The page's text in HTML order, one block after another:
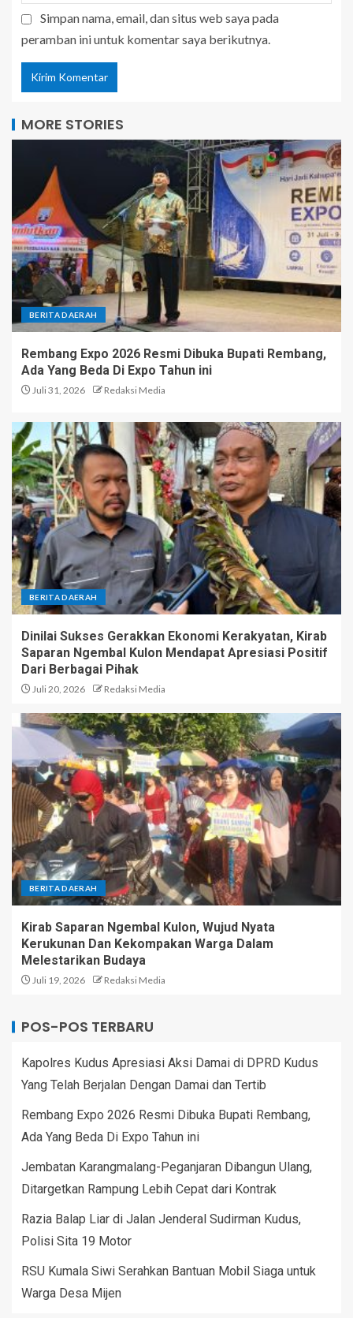
Simpan nama, email, dan situs web saya pada
peramban ini untuk komentar saya berikutnya.
MORE STORIES
BERITA DAERAH
Rembang Expo 2026 Resmi Dibuka Bupati Rembang,
Ada Yang Beda Di Expo Tahun ini
Juli 31, 2026 Redaksi Media
BERITA DAERAH
Dinilai Sukses Gerakkan Ekonomi Kerakyatan, Kirab
Saparan Ngembal Kulon Mendapat Apresiasi Positif
Dari Berbagai Pihak
Juli 20, 2026 Redaksi Media
BERITA DAERAH
Kirab Saparan Ngembal Kulon, Wujud Nyata
Kerukunan Dan Kekompakan Warga Dalam
Melestarikan Budaya
Juli 19, 2026 Redaksi Media
POS-POS TERBARU
Kapolres Kudus Apresiasi Aksi Damai di DPRD Kudus
Yang Telah Berjalan Dengan Damai dan Tertib
Rembang Expo 2026 Resmi Dibuka Bupati Rembang,
Ada Yang Beda Di Expo Tahun ini
Jembatan Karangmalang-Peganjaran Dibangun Ulang,
Ditargetkan Rampung Lebih Cepat dari Kontrak
Razia Balap Liar di Jalan Jenderal Sudirman Kudus,
Polisi Sita 19 Motor
RSU Kumala Siwi Serahkan Bantuan Mobil Siaga untuk
Warga Desa Mijen